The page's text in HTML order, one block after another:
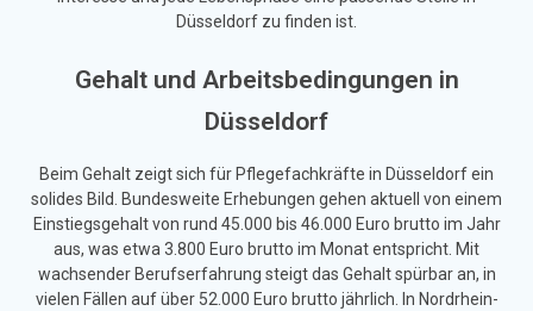
Düsseldorf zu finden ist.
Gehalt und Arbeitsbedingungen in
Düsseldorf
Beim Gehalt zeigt sich für Pflegefachkräfte in Düsseldorf ein
solides Bild. Bundesweite Erhebungen gehen aktuell von einem
Einstiegsgehalt von rund 45.000 bis 46.000 Euro brutto im Jahr
aus, was etwa 3.800 Euro brutto im Monat entspricht. Mit
wachsender Berufserfahrung steigt das Gehalt spürbar an, in
vielen Fällen auf über 52.000 Euro brutto jährlich. In Nordrhein-